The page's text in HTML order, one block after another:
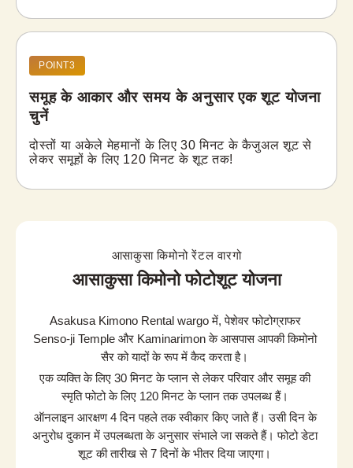
POINT3
समूह के आकार और समय के अनुसार एक शूट योजना
चुनें
दोस्तों या अकेले मेहमानों के लिए 30 मिनट के कैजुअल शूट से
लेकर समूहों के लिए 120 मिनट के शूट तक!
आसाकुसा किमोनो रेंटल वारगो
आसाकुसा किमोनो फोटोशूट योजना
Asakusa Kimono Rental wargo में, पेशेवर फोटोग्राफर
Senso-ji Temple और Kaminarimon के आसपास आपकी किमोनो
सैर को यादों के रूप में कैद करता है।
एक व्यक्ति के लिए 30 मिनट के प्लान से लेकर परिवार और समूह की
स्मृति फोटो के लिए 120 मिनट के प्लान तक उपलब्ध हैं।
ऑनलाइन आरक्षण 4 दिन पहले तक स्वीकार किए जाते हैं। उसी दिन के
अनुरोध दुकान में उपलब्धता के अनुसार संभाले जा सकते हैं। फोटो डेटा
शूट की तारीख से 7 दिनों के भीतर दिया जाएगा।